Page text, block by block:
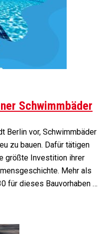
Schwimmbäder
Berlin vor, Schwimmbäder
zu bauen. Dafür tätigen
größte Investition ihrer
Mehr als
für dieses Bauvorhaben …